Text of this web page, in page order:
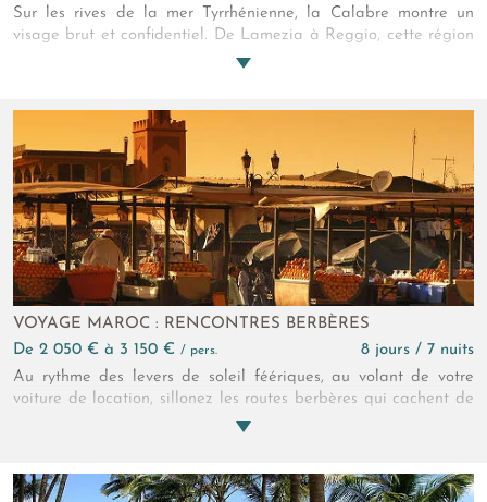
Sur les rives de la mer Tyrrhénienne, la Calabre montre un
visage brut et confidentiel. De Lamezia à Reggio, cette région
révèle des falaises spectaculaires, des villages perchés et des
s’imprégner d’un patrimoine méditerranéen riche et des
panoramas à couper le souffle.
VOYAGE MAROC : RENCONTRES BERBÈRES
de 2 050 € à 3 150 € / pers.
8 jours / 7 nuits
Au rythme des levers de soleil féériques, au volant de votre
voiture de location, sillonez les routes berbères qui cachent de
nombreux villages-forteresses. "L'aventure est le trésor que l'on